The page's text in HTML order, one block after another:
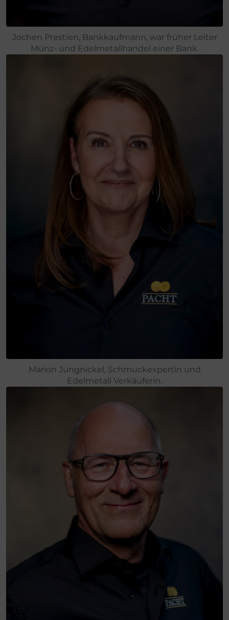
Jochen Prestien, Bankkaufmann, war früher Leiter
Münz- und Edelmetallhandel einer Bank.
Marion Jungnickel, Schmuckexpertin und
Edelmetall Verkäuferin.